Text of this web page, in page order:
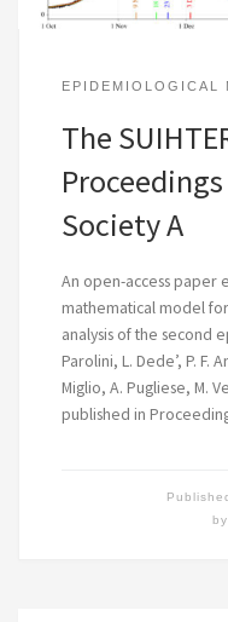
EPIDEMIOLOGICAL
The
Society A
An open-access paper
mathematical model
analysis of the second
Parolini, L. Dede’, P. F.
Miglio, A. Pugliese, M.
published in
by